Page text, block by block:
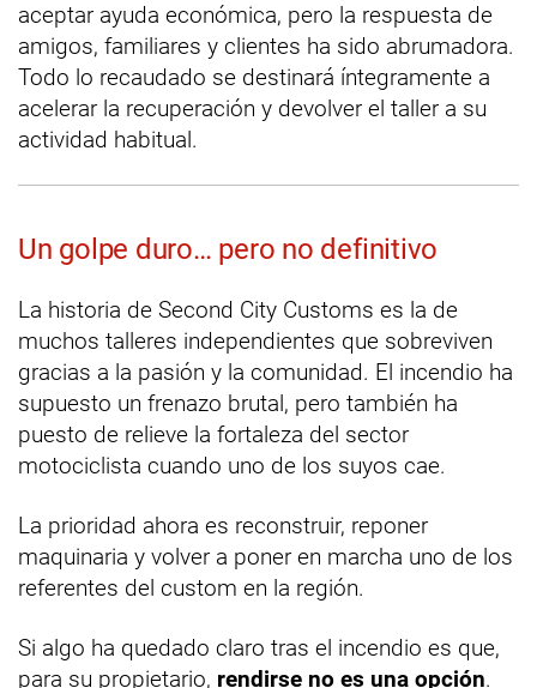
aceptar ayuda económica, pero la respuesta de
amigos, familiares y clientes ha sido abrumadora.
Todo lo recaudado se destinará íntegramente a
acelerar la recuperación y devolver el taller a su
actividad habitual.
Un golpe duro… pero no definitivo
La historia de Second City Customs es la de
muchos talleres independientes que sobreviven
gracias a la pasión y la comunidad. El incendio ha
supuesto un frenazo brutal, pero también ha
puesto de relieve la fortaleza del sector
motociclista cuando uno de los suyos cae.
La prioridad ahora es reconstruir, reponer
maquinaria y volver a poner en marcha uno de los
referentes del custom en la región.
Si algo ha quedado claro tras el incendio es que,
para su propietario, rendirse no es una opción.